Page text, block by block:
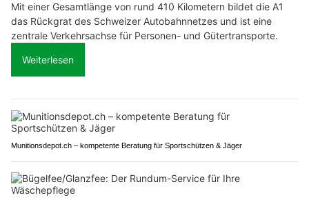
Mit einer Gesamtlänge von rund 410 Kilometern bildet die A1
das Rückgrat des Schweizer Autobahnnetzes und ist eine
zentrale Verkehrsachse für Personen- und Gütertransporte.
Weiterlesen
Munitionsdepot.ch – kompetente Beratung für Sportschützen & Jäger